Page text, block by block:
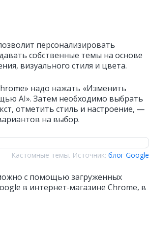
персонализировать
собственные темы на основе
визуального стиля и цвета.
надо нажать «Изменить
AI». Затем необходимо выбрать
отметить стиль и настроение, —
на выбор.
Кастомные темы. Источник: блог Google
с помощью загруженных
в интернет‑магазине Chrome, в